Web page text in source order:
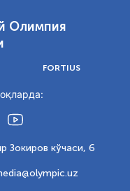
Олимпия
FORTIUS
Зокиров кўчаси, 6